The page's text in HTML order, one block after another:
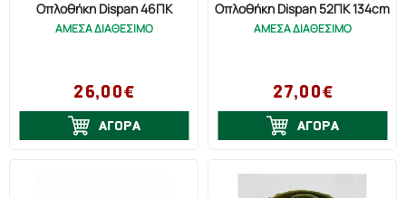
Οπλοθήκη Dispan 46ΠΚ
ΑΜΕΣΑ ΔΙΑΘΕΣΙΜΟ
26,00€
ΑΓΟΡΑ
Οπλοθήκη Dispan 52ΠΚ 134cm
ΑΜΕΣΑ ΔΙΑΘΕΣΙΜΟ
27,00€
ΑΓΟΡΑ